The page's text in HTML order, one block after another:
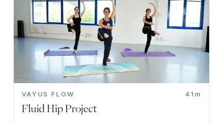
VAYUS FLOW 41m
Fluid Hip Project